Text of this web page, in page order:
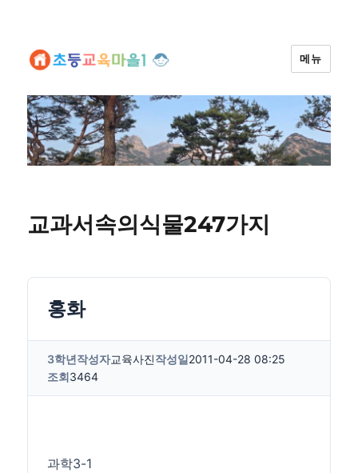
메뉴
교과서속의식물247가지
홍화
3학년작성자교육사진작성일2011-04-28 08:25
조회3464
과학3-1